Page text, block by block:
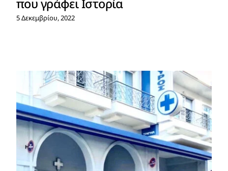
που γράφει Ιστορία
5 Δεκεμβρίου, 2022